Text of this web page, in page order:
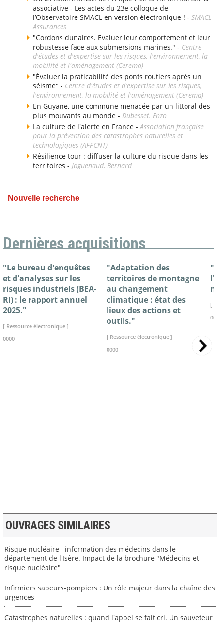
associative - Les actes du 23e colloque de
l’Observatoire SMACL en version électronique ! - SMACL
Assurances
"Cordons dunaires. Evaluer leur comportement et leur
robustesse face aux submersions marines." - Centre
d'études et d'expertise sur les risques, l'environnement, la
mobilité et l'aménagement (Cerema)
"Évaluer la praticabilité des ponts routiers après un
séisme" - Centre d'études et d'expertise sur les risques,
l'environnement, la mobilité et l'aménagement (Cerema)
En Guyane, une commune menacée par un littoral des
plus mouvants au monde - Dubesset, Enzo
La culture de l'alerte en France -Association française
pour la prévention des catastrophes naturelles et
technologiques (AFPCNT)
Résilience tour : diffuser la culture du risque dans les
territoires - Jaguenaud, Bernard
Nouvelle recherche
Dernières acquisitions
"Le bureau d'enquêtes
et d'analyses sur les
risques industriels (BEA-
RI) : le rapport annuel
2025."
[ Ressource électronique ]
0000
"Adaptation des
territoires de montagne
au changement
climatique : état des
lieux des actions et
outils."
[ Ressource électronique ]
0000
[
OUVRAGES SIMILAIRES
Risque nucléaire : information des médecins dans le
département de l'Isère. Impact de la brochure "Médecins et
risque nucléaire"
Infirmiers sapeurs-pompiers : Un rôle majeur dans la chaîne des
urgences
Catastrophes naturelles : quand l'appel se fait cri. Un sauveteur